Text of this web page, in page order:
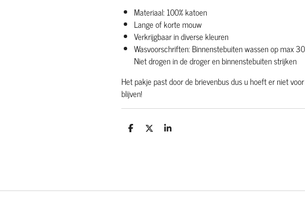
Materiaal: 100% katoen
Lange of korte mouw
Verkrijgbaar in diverse kleuren
Wasvoorschriften: Binnenstebuiten wassen op max
Niet drogen in de droger en binnenstebuiten strijken
Het pakje past door de brievenbus dus u hoeft er niet
blijven!
D D S